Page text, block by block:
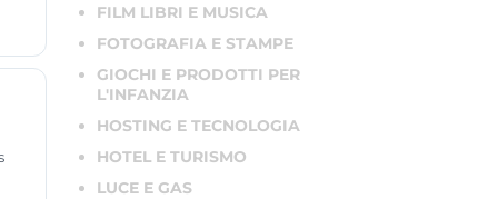
FILM LIBRI E MUSICA
FOTOGRAFIA E STAMPE
GIOCHI E PRODOTTI PER
L'INFANZIA
HOSTING E TECNOLOGIA
HOTEL E TURISMO
LUCE E GAS